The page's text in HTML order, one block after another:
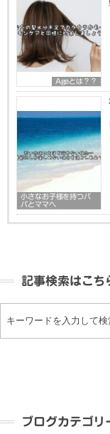
Ageとは？？
小さなお子様を持つパ
パとママへ
記事検索はこち
ブログカテゴリ